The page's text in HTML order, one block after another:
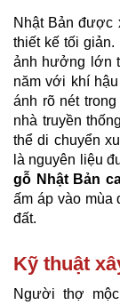
Nhật Bản được
thiết kế tối giản.
ảnh hưởng lớn
năm với khí
ánh rõ nét
nhà truyền
thể di chuyển
là nguyên liệu
gỗ Nhật Bản
ấm áp vào mùa
đất.
Kỹ thuật
Người thợ